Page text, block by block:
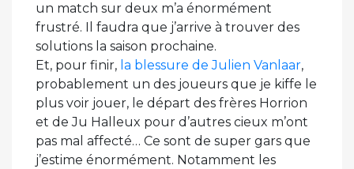
un match sur deux m’a énormément
frustré. Il faudra que j’arrive à trouver des
solutions la saison prochaine.
Et, pour finir, la blessure de Julien Vanlaar,
probablement un des joueurs que je kiffe le
plus voir jouer, le départ des frères Horrion
et de Ju Halleux pour d’autres cieux m’ont
pas mal affecté… Ce sont de super gars que
j’estime énormément. Notamment les